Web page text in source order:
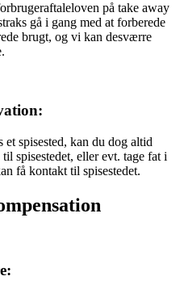
på take away
gå i gang med at forberede
brugt, og vi kan desværre
spisested, kan du dog altid
spisestedet, eller evt. tage fat i
få kontakt til spisestedet.